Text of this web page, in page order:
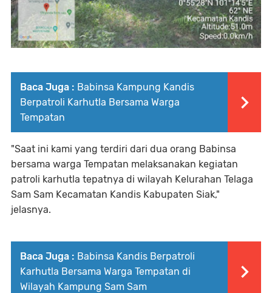
Baca Juga : Babinsa Kampung Kandis
Berpatroli Karhutla Bersama Warga
Tempatan
"Saat ini kami yang terdiri dari dua orang Babinsa
bersama warga Tempatan melaksanakan kegiatan
patroli karhutla tepatnya di wilayah Kelurahan Telaga
Sam Sam Kecamatan Kandis Kabupaten Siak,"
jelasnya.
Baca Juga : Babinsa Kandis Berpatroli
Karhutla Bersama Warga Tempatan di
Wilayah Kampung Sam Sam